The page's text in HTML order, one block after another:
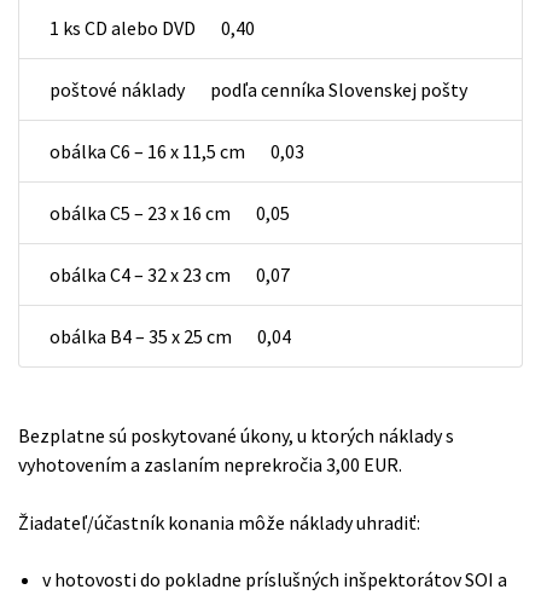
1 ks CD alebo DVD 0,40
poštové náklady podľa cenníka Slovenskej pošty
obálka C6 – 16 x 11,5 cm 0,03
obálka C5 – 23 x 16 cm 0,05
obálka C4 – 32 x 23 cm 0,07
obálka B4 – 35 x 25 cm 0,04
Bezplatne sú poskytované úkony, u ktorých náklady s
vyhotovením a zaslaním neprekročia 3,00 EUR.
Žiadateľ/účastník konania môže náklady uhradiť:
v hotovosti do pokladne príslušných inšpektorátov SOI a